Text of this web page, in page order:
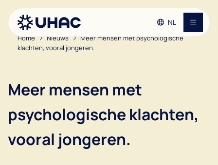
Ga naar de hoofdinhoud
Ga naar de footer
Contact
Ga naar de toegankelijkheidsinstellingen
NL
Home Nieuws
Meer mensen met psychologische
klachten, vooral jongeren.
Meer mensen met
psychologische klachten,
vooral jongeren.
Patiënteninformatie
Vacatures